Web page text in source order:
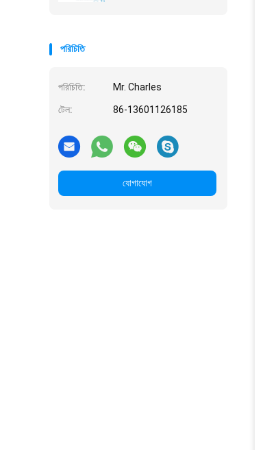
পরিচিতি
পরিচিতি: Mr. Charles
টেল: 86-13601126185
যোগাযোগ